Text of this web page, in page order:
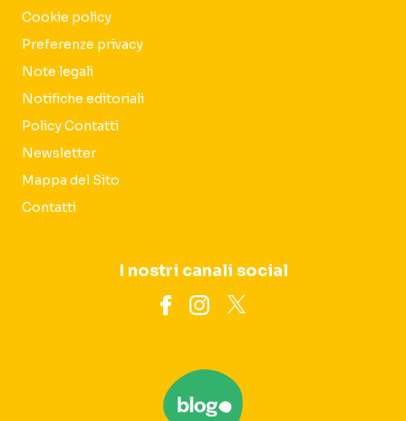
Cookie policy
Preferenze privacy
Note legali
Notifiche editoriali
Policy Contatti
Newsletter
Mappa del Sito
Contatti
I nostri canali social